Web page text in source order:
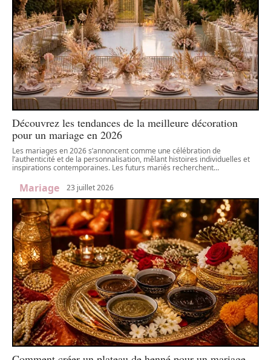
Découvrez les tendances de la meilleure décoration
pour un mariage en 2026
Les mariages en 2026 s’annoncent comme une célébration de
l’authenticité et de la personnalisation, mêlant histoires individuelles et
inspirations contemporaines. Les futurs mariés recherchent…
Mariage 23 juillet 2026